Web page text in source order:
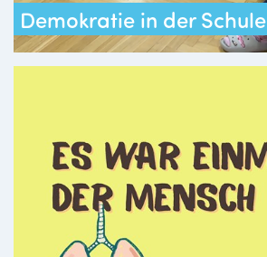
Demokratie in der Schule